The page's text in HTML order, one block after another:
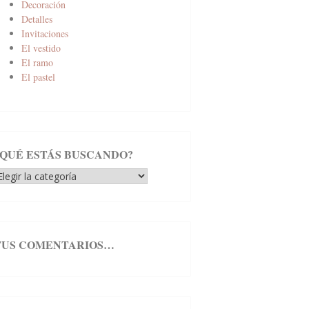
Decoración
Detalles
Invitaciones
El vestido
El ramo
El pastel
ESTÁS BUSCANDO?
COMENTARIOS…